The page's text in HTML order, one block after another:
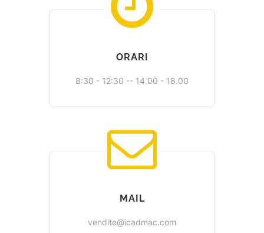
ORARI
8:30 - 12:30 -- 14.00 - 18.00
MAIL
vendite@icadmac.com